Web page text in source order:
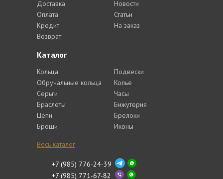
Каталог
Кольца
Обручальные кольца
Серьги
Браслеты
Цепи
Броши
Подвески
Колье
Часы
Бижутерия
Брелоки
Иконы
Весь каталог
Доставка
Оплата
Кредит
Возврат
Новости
Статьи
На заказ
+7 (985) 776-24-39
+7 (985) 771-67-82